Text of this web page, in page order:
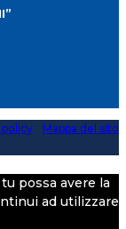
Mappa del sito
possa avere la
ad utilizzare